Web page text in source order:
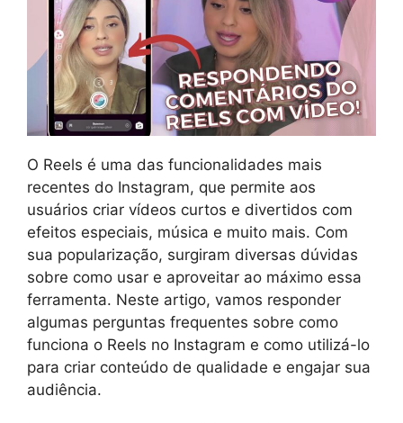
O Reels é uma das funcionalidades mais
recentes do Instagram, que permite aos
usuários criar vídeos curtos e divertidos com
efeitos especiais, música e muito mais. Com
sua popularização, surgiram diversas dúvidas
sobre como usar e aproveitar ao máximo essa
ferramenta. Neste artigo, vamos responder
algumas perguntas frequentes sobre como
funciona o Reels no Instagram e como utilizá-lo
para criar conteúdo de qualidade e engajar sua
audiência.